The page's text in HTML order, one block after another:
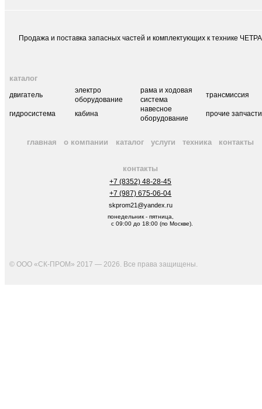
Продажа и поставка запасных частей и комплектующих к технике ЧЕТРА
каталог
двигатель
электро
оборудование
рама и ходовая
система
трансмиссия
гидросистема кабина
навесное
оборудование
прочие запчасти
главная о компании каталог услуги техника контакты
контакты
+7 (8352) 48-28-45
+7 (987) 675-06-04
skprom21@yandex.ru
понедельник - пятница,
с 09:00 до 18:00 (по Москве).
© ООО «СК-ПРОМ» 2017 — 2026. Все права защищены